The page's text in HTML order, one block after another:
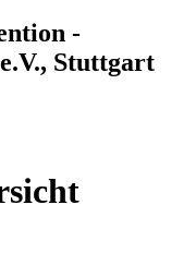
-
Stuttgart